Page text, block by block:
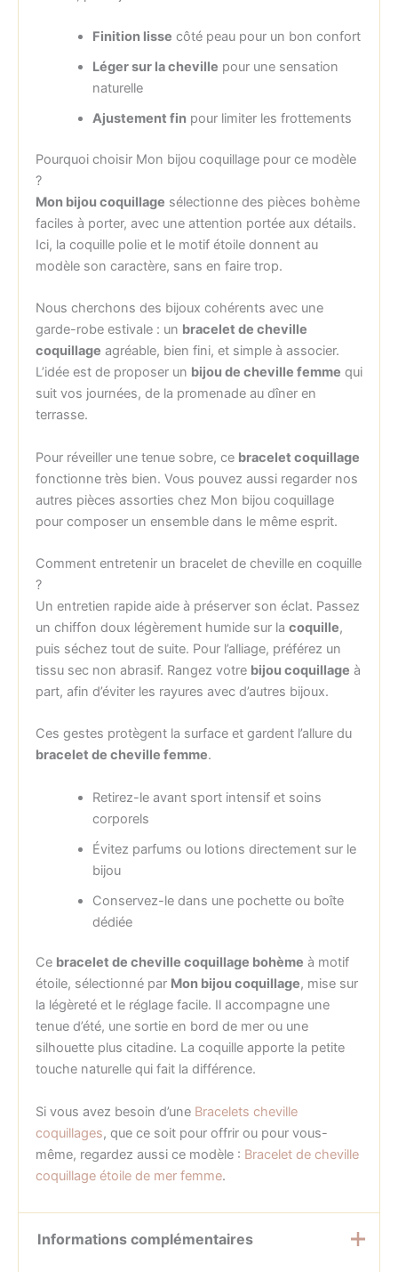
Finition lisse côté peau pour un bon confort
Léger sur la cheville pour une sensation
naturelle
Ajustement finpour limiter les frottements
Pourquoi choisir Mon bijou coquillage pour ce modèle
?
Mon bijou coquillage sélectionne des pièces bohème
faciles à porter, avec une attention portée aux détails.
Ici, la coquille polie et le motif étoile donnent au
modèle son caractère, sans en faire trop.
Nous cherchons des bijoux cohérents avec une
garde-robe estivale : un bracelet de cheville
coquillage agréable, bien fini, et simple à associer.
L’idée est de proposer un bijou de cheville femme qui
suit vos journées, de la promenade au dîner en
terrasse.
Pour réveiller une tenue sobre, ce bracelet coquillage
fonctionne très bien. Vous pouvez aussi regarder nos
autres pièces assorties chez Mon bijou coquillage
pour composer un ensemble dans le même esprit.
Comment entretenir un bracelet de cheville en coquille
?
Un entretien rapide aide à préserver son éclat. Passez
un chiffon doux légèrement humide sur la coquille,
puis séchez tout de suite. Pour l’alliage, préférez un
tissu sec non abrasif. Rangez votre bijou coquillage à
part, afin d’éviter les rayures avec d’autres bijoux.
Ces gestes protègent la surface et gardent l’allure du
bracelet de cheville femme.
Retirez-le avant sport intensif et soins
corporels
Évitez parfums ou lotions directement sur le
bijou
Conservez-le dans une pochette ou boîte
dédiée
Ce bracelet de cheville coquillage bohème à motif
étoile, sélectionné par Mon bijou coquillage, mise sur
la légèreté et le réglage facile. Il accompagne une
tenue d’été, une sortie en bord de mer ou une
silhouette plus citadine. La coquille apporte la petite
touche naturelle qui fait la différence.
Si vous avez besoin d’une Bracelets cheville
coquillages, que ce soit pour offrir ou pour vous-
même, regardez aussi ce modèle : Bracelet de cheville
coquillage étoile de mer femme.
Informations complémentaires